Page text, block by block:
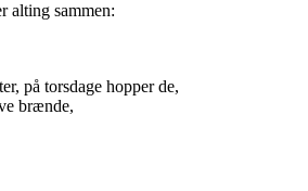
alting sammen:
på torsdage hopper de,
brænde,